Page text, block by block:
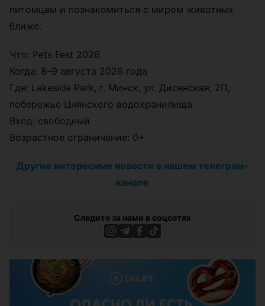
питомцем и познакомиться с миром животных
ближе.
Что: Pets Fest 2026
Когда: 8–9 августа 2026 года
Где: Lakeside Park, г. Минск, ул. Дисенская, 2П,
побережье Цнянского водохранилища
Вход: свободный
Возрастное ограничение: 0+
Другие интересные новости в нашем телеграм-
канале
Следите за нами в соцсетях